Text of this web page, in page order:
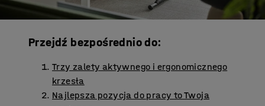
Przejdź bezpośrednio do:
Trzy zalety aktywnego i ergonomicznego
krzesła
Najlepsza pozycja do pracy to Twoja